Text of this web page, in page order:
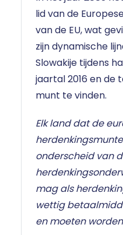
lid van de
van de EU, wat
zijn dynamische
Slowakije tijdens
jaartal 2016 en de
munt te vinden.
Elk land dat de
onderscheid van
mag als
wettig
en moeten